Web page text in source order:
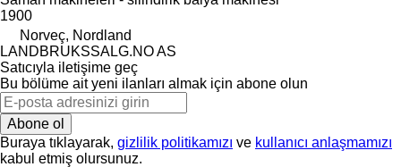
1900
Norveç, Nordland
LANDBRUKSSALG.NO AS
Satıcıyla iletişime geç
Bu bölüme ait yeni ilanları almak için abone olun
Abone ol
Buraya tıklayarak, gizlilik politikamızı ve kullanıcı anlaşmamızı
kabul etmiş olursunuz.